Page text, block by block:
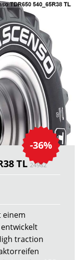
-36%
TL24982
einem
traction